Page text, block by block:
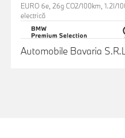
EURO 6e, 26g CO2/100km, 1.2l/
electrică
Automobile Bavaria